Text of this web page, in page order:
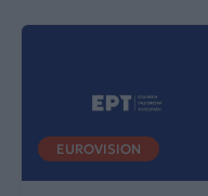
EUROVISION